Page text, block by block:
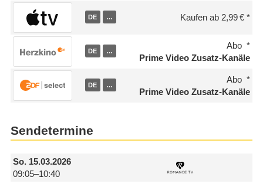
DE … Kaufen ab 2,99 €
DE …
Abo
Prime Video Zusatz-Kanäle
DE …
Abo
Prime Video Zusatz-Kanäle
Sendetermine
So.15.03.2026
09:05–10:40